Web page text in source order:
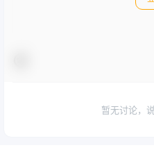
暂无讨论，